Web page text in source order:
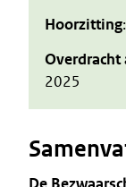
Hoorzitting
Overdracht
2025